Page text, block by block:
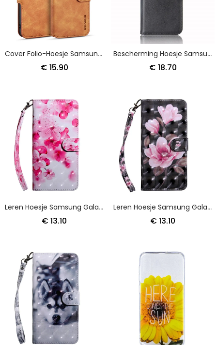
Cover Folio-Hoesje Samsung Galaxy A50 Grijs Zwart Telefoonhoesje Retro Dg.Ming
€ 15.90
Bescherming Hoesje Samsung Galaxy A50 Bruin Zwart Splitleer
€ 18.70
Leren Hoesje Samsung Galaxy A50 Roze Bloemen
€ 13.10
Leren Hoesje Samsung Galaxy A50 Bloemen Bloeien
€ 13.10